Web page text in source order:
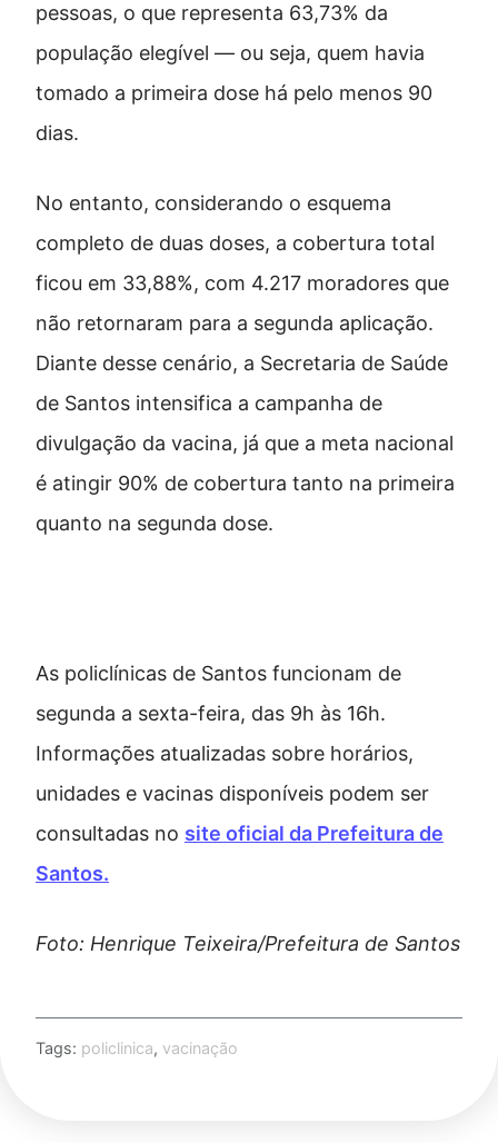
pessoas, o que representa 63,73% da
população elegível — ou seja, quem havia
tomado a primeira dose há pelo menos 90
dias.
No entanto, considerando o esquema
completo de duas doses, a cobertura total
ficou em 33,88%, com 4.217 moradores que
não retornaram para a segunda aplicação.
Diante desse cenário, a Secretaria de Saúde
de Santos intensifica a campanha de
divulgação da vacina, já que a meta nacional
é atingir 90% de cobertura tanto na primeira
quanto na segunda dose.
As policlínicas de Santos funcionam de
segunda a sexta-feira, das 9h às 16h.
Informações atualizadas sobre horários,
unidades e vacinas disponíveis podem ser
consultadas no site oficial da Prefeitura de
Santos.
Foto: Henrique Teixeira/Prefeitura de Santos
Tags: policlinica, vacinação